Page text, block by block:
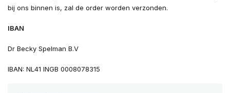
bij ons binnen is, zal de order worden verzonden.
IBAN
Dr Becky Spelman B.V
IBAN: NL41 INGB 0008078315